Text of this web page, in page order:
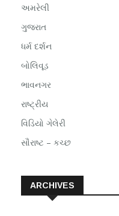
અમરેલી
ગુજરાત
ધર્મ દર્શન
બોલિવૂડ
ભાવનગર
રાષ્ટ્રીય
વિડિયો ગેલેરી
સૌરાષ્ટ – કચ્છ
ARCHIVES